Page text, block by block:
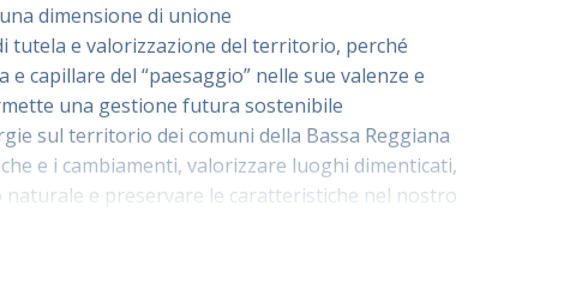
dimensione di unione
tutela e valorizzazione del territorio, perché
e capillare del “paesaggio” nelle sue valenze e
una gestione futura sostenibile
sul territorio dei comuni della Bassa Reggiana
e i cambiamenti, valorizzare luoghi dimenticati,
e preservare le caratteristiche nel nostro
tra differenti ordini di governo del territorio, un